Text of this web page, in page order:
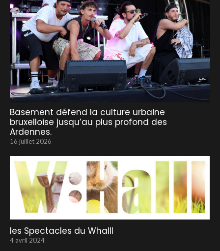
Basement défend la culture urbaine
bruxelloise jusqu’au plus profond des
Ardennes.
16 juillet 2026
les Spectacles du Whalll
4 avril 2024